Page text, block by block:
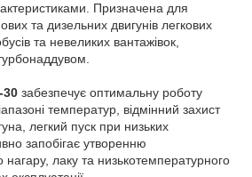
Призначена для
та дизельних двигунів легкових
та невеликих вантажівок,
30 забезпечує оптимальну роботу
температур, відмінний захист
легкий пуск при низьких
запобігає утворенню
нагару, лаку та низькотемпературного